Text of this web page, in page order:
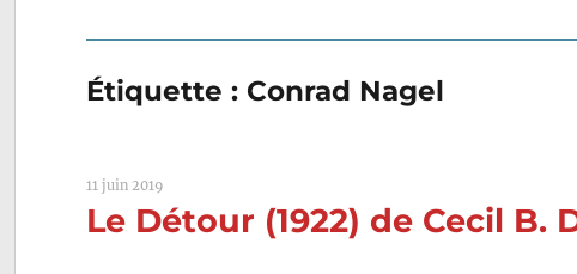
Étiquette : Conrad Nagel
11 juin 2019
Le Détour (1922) de Cecil B.